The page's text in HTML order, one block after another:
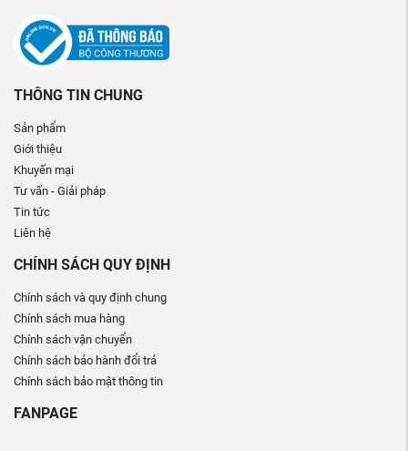
THÔNG TIN CHUNG
Sản phẩm
Giới thiệu
Khuyến mại
Tư vấn - Giải pháp
Tin tức
Liên hệ
CHÍNH SÁCH QUY ĐỊNH
Chính sách và quy định chung
Chính sách mua hàng
Chính sách vận chuyển
Chính sách bảo hành đổi trả
Chính sách bảo mật thông tin
FANPAGE